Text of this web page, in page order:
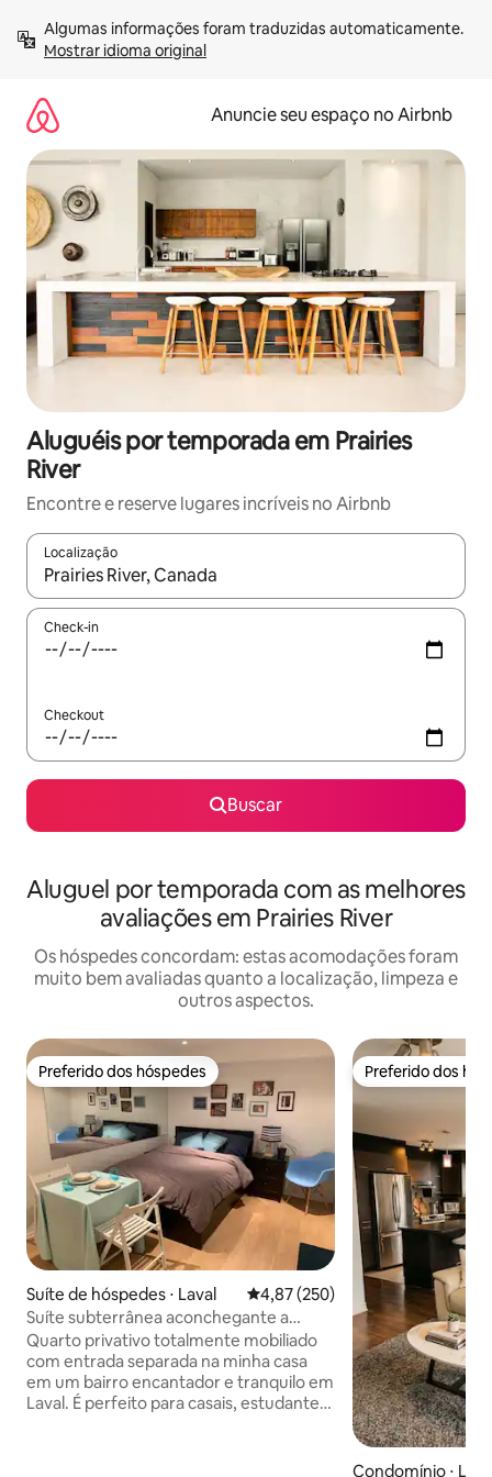
para
Mostrar idioma original
Anuncie seu espaço no Airbnb
Aluguéis por temporada em Prairies
River
Encontre e reserve lugares incríveis no Airbnb
Localização
Quando os resultados estiverem disponíveis, explore-os
Check-in
Checkout
Buscar
Aluguel por temporada com as melhores
avaliações em Prairies River
Os hóspedes concordam: estas acomodações foram
muito bem avaliadas quanto a localização, limpeza e
outros aspectos.
Preferido dos hóspedes
Preferido dos hóspedes
Suíte de hóspedes ⋅ Laval 4,87 de uma avaliação média de
4,87 (250)
Suíte subterrânea aconchegante a
poucos passos do metrô
Quarto privativo totalmente mobiliado
com entrada separada na minha casa
em um bairro encantador e tranquilo em
Laval. É perfeito para casais, estudantes
Preferido dos
Preferido dos
Condomínio ⋅